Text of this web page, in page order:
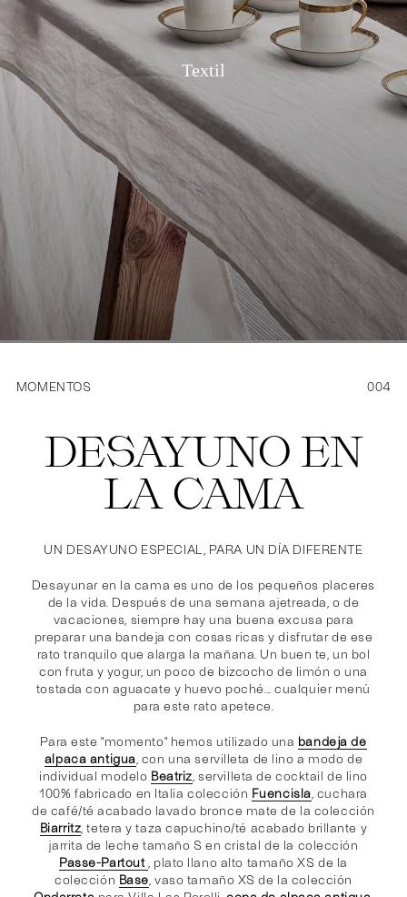
Textil
MOMENTOS 004
DESAYUNO EN
LA CAMA
UN DESAYUNO ESPECIAL, PARA UN DÍA DIFERENTE
Desayunar en la cama es uno de los pequeños placeres
de la vida. Después de una semana ajetreada, o de
vacaciones, siempre hay una buena excusa para
preparar una bandeja con cosas ricas y disfrutar de ese
rato tranquilo que alarga la mañana. Un buen te, un bol
con fruta y yogur, un poco de bizcocho de limón o una
tostada con aguacate y huevo poché... cualquier menú
para este rato apetece.
Para este "momento" hemos utilizado una bandeja de
alpaca antigua , con una servilleta de lino a modo de
individual modelo Beatriz ,servilleta de cocktail de lino
100% fabricado en Italia colección Fuencisla , cuchara
de café/té acabado lavado bronce mate de la colección
Biarritz , tetera y taza capuchino/té acabado brillante y
jarrita de leche tamaño S en cristal de la colección
Passe-Partout
, plato llano alto tamaño XS de la
colección Base , vaso tamaño XS de la colección